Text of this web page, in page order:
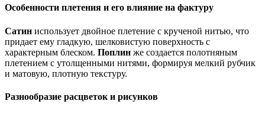
Особенности плетения и его влияние на фактуру
Сатин использует двойное плетение с крученой нитью, что
придает ему гладкую, шелковистую поверхность с
характерным блеском. Поплин же создается полотняным
плетением с утолщенными нитями, формируя мелкий рубчик
и матовую, плотную текстуру.
Разнообразие расцветок и рисунков